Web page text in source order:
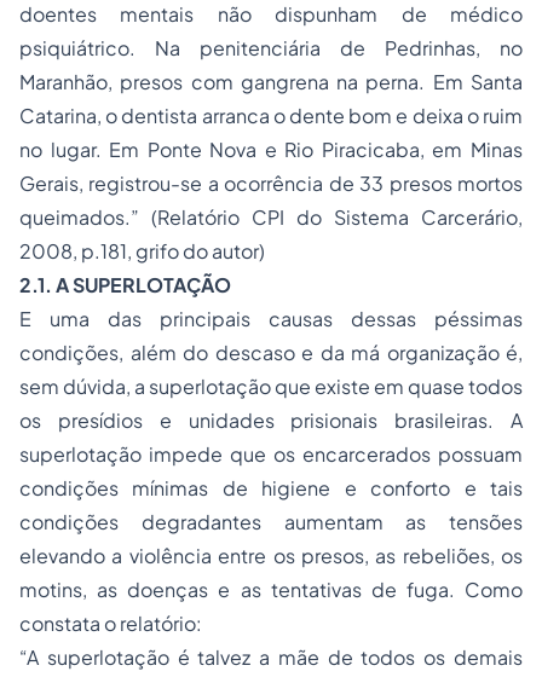
doentes mentais não dispunham de médico
psiquiátrico. Na penitenciária de Pedrinhas, no
Maranhão, presos com gangrena na perna. Em Santa
Catarina, o dentista arranca o dente bom e deixa o ruim
no lugar. Em Ponte Nova e Rio Piracicaba, em Minas
Gerais, registrou-se a ocorrência de 33 presos mortos
queimados.” (Relatório CPI do Sistema Carcerário,
2008, p.181, grifo do autor)
2.1. A SUPERLOTAÇÃO
E uma das principais causas dessas péssimas
condições, além do descaso e da má organização é,
sem dúvida, a superlotação que existe em quase todos
os presídios e unidades prisionais brasileiras. A
superlotação impede que os encarcerados possuam
condições mínimas de higiene e conforto e tais
condições degradantes aumentam as tensões
elevando a violência entre os presos, as rebeliões, os
motins, as doenças e as tentativas de fuga. Como
constata o relatório:
“A superlotação é talvez a mãe de todos os demais